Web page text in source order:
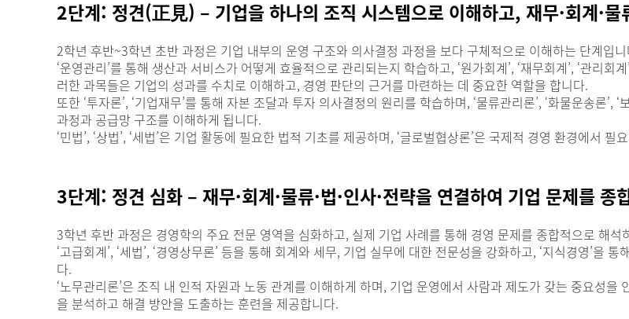
2단계: 정견(正見) – 기업을 하나의 조직 시스템으로 이해하고, 재무·회계·물
2학년 후반~3학년 초반 과정은 기업 내부의 운영 구조와 의사결정 과정을 보다 구체적으로 이해하는 단계입
‘운영관리’를 통해 생산과 서비스가 어떻게 효율적으로 관리되는지 학습하고, ‘원가회계’, ‘재무회계’, ‘관리
러한 과목들은 기업의 성과를 수치로 이해하고, 경영 판단의 근거를 마련하는 데 중요한 역할을 합니다.
또한 ‘투자론’, ‘기업재무’를 통해 자본 조달과 투자 의사결정의 원리를 학습하며, ‘물류관리론’, ‘화물운송론
과정과 공급망 구조를 이해하게 됩니다.
‘민법’, ‘상법’, ‘세법’은 기업 활동에 필요한 법적 기초를 제공하며, ‘글로벌협상론’은 국제적 경영 환경에서
3단계: 정견 심화 – 재무·회계·물류·법·인사·전략을 연결하여 기업 문제를 종
3학년 후반 과정은 경영학의 주요 전문 영역을 심화하고, 실제 기업 사례를 통해 경영 문제를 종합적으로 해석
‘고급회계’, ‘세법’, ‘경영상무론’ 등을 통해 회계와 세무, 기업 실무에 대한 전문성을 강화하고, ‘지식경영’을
다.
‘노무관리론’은 조직 내 인적 자원과 노동 관계를 이해하게 하며, 기업 운영에서 사람과 제도가 갖는 중요성
을 분석하고 해결 방안을 도출하는 훈련을 제공합니다.